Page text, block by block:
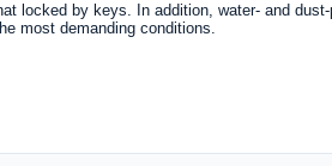
locked by keys. In addition, water- and
most demanding conditions.